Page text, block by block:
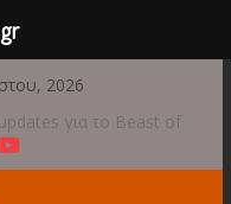
2026
για το Beast of
ανάμεικτη υποδοχή
συνεχίζεται στο